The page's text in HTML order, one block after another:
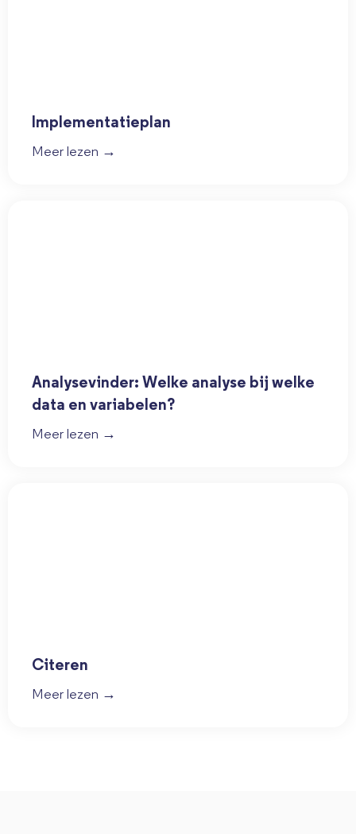
Implementatieplan
Meer lezen →
Analysevinder: Welke analyse bij welke
data en variabelen?
Meer lezen →
Citeren
Meer lezen →